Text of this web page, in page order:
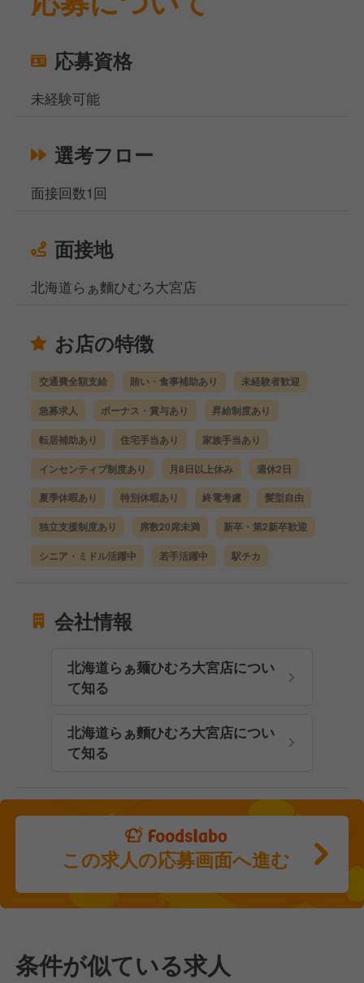
応募資格
未経験可能
選考フロー
面接回数1回
面接地
北海道らぁ麵ひむろ大宮店
お店の特徴
交通費全額支給 賄い・食事補助あり 未経験者歓迎
急募求人 ボーナス・賞与あり 昇給制度あり
転居補助あり 住宅手当あり 家族手当あり
インセンティブ制度あり 月8日以上休み 週休2日
夏季休暇あり 特別休暇あり 終電考慮 髪型自由
独立支援制度あり 席数20席未満 新卒・第2新卒歓迎
シニア・ミドル活躍中 若手活躍中 駅チカ
会社情報
北海道らぁ麺ひむろ大宮店につい
て知る
北海道らぁ麵ひむろ大宮店につい
て知る
この求人の応募画面へ進む
条件が似ている求人